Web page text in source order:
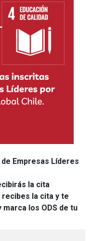
Empresas Líderes
la cita
la cita y te
marca los ODS de tu